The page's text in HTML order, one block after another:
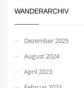
WANDERARCHIV
Dezember 2025
August 2024
April 2023